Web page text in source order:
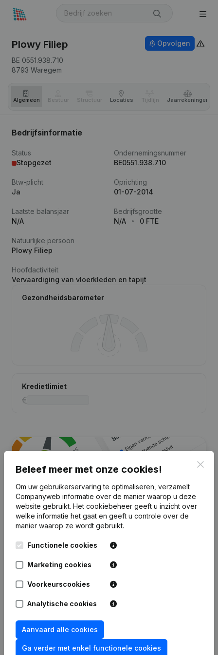
Plowy Filiep
BE 0551.938.710
8793 Waregem
Opvolgen
Algemeen Bestuur Structuur Locaties Tijdlijn Jaar­rekeningen
Bedrijfsinformatie
Status
Stopgezet
Ondernemingsnummer
BE0551.938.710
Btw-plicht
Ja
Oprichting
01-07-2014
Laatste balansjaar
N/A
Bedrijfsgrootte
N/A
0 FTE
Natuurlijke persoon
Plowy Filiep
Hoofdactiviteit
Vervaardiging van vloerkleden en tapijt
Gezondheidsbarometer
Kredietlimiet
Zoek je meer informatie over dit
bedrijf?
Raadpleeg de gezondheid in een oogopslag
Kies voor snelle inzichten of granulaire details
Probeer gratis Meer ontdekken
7 dagen gratis proefperiode, geen kredietkaart vereist.
Beleef meer met onze cookies!
Om uw gebruikerservaring te optimaliseren, verzamelt
Companyweb informatie over de manier waarop u deze
website gebruikt. Het cookiebeheer geeft u inzicht over
welke informatie het gaat en geeft u controle over de
manier waarop ze wordt gebruikt.
Functionele cookies
Marketing cookies
Voorkeurscookies
Analytische cookies
Aanvaard alle cookies
Ga verder met enkel functionele cookies